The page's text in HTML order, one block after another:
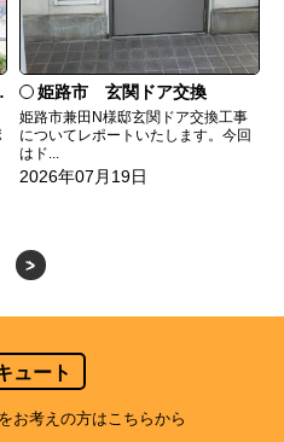
姫路市 玄関ドア交換
姫路市兼田N様邸玄関ドア交換工事
についてレポートいたします。今回
はド...
2026年07月19日
>
ュート
お考えの方はこちらから